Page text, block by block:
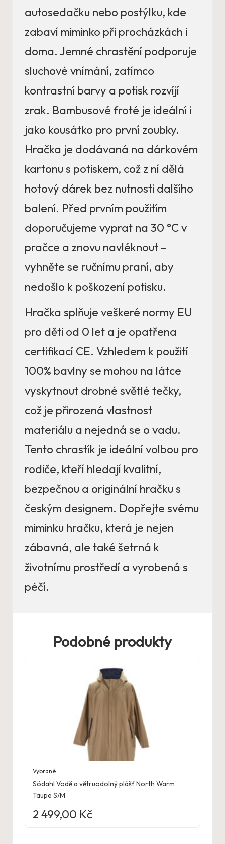
autosedačku nebo postýlku, kde
zabaví miminko při procházkách i
doma. Jemné chrastění podporuje
sluchové vnímání, zatímco
kontrastní barvy a potisk rozvíjí
zrak. Bambusové froté je ideální i
jako kousátko pro první zoubky.
Hračka je dodávaná na dárkovém
kartonu s potiskem, což z ní dělá
hotový dárek bez nutnosti dalšího
balení. Před prvním použitím
doporučujeme vyprat na 30 °C v
pračce a znovu navléknout –
vyhněte se ručnímu praní, aby
nedošlo k poškození potisku.
Hračka splňuje veškeré normy EU
pro děti od 0 let a je opatřena
certifikací CE. Vzhledem k použití
100% bavlny se mohou na látce
vyskytnout drobné světlé tečky,
což je přirozená vlastnost
materiálu a nejedná se o vadu.
Tento chrastík je ideální volbou pro
rodiče, kteří hledají kvalitní,
bezpečnou a originální hračku s
českým designem. Dopřejte svému
miminku hračku, která je nejen
zábavná, ale také šetrná k
životnímu prostředí a vyrobená s
péčí.
Podobné produkty
Vybrané
Södahl Vodě a větruodolný plášť North Warm
Taupe S/M
2 499,00 Kč